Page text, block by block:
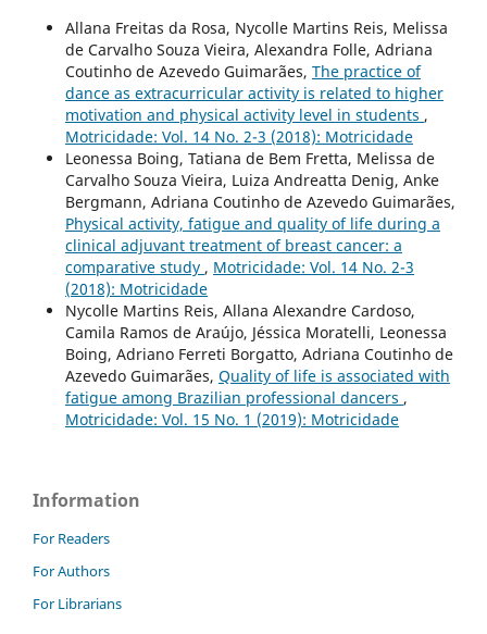
Allana Freitas da Rosa, Nycolle Martins Reis, Melissa
de Carvalho Souza Vieira, Alexandra Folle, Adriana
Coutinho de Azevedo Guimarães, The practice of
dance as extracurricular activity is related to higher
motivation and physical activity level in students ,
Motricidade: Vol. 14 No. 2-3 (2018): Motricidade
Leonessa Boing, Tatiana de Bem Fretta, Melissa de
Carvalho Souza Vieira, Luiza Andreatta Denig, Anke
Bergmann, Adriana Coutinho de Azevedo Guimarães,
Physical activity, fatigue and quality of life during a
clinical adjuvant treatment of breast cancer: a
comparative study , Motricidade: Vol. 14 No. 2-3
(2018): Motricidade
Nycolle Martins Reis, Allana Alexandre Cardoso,
Camila Ramos de Araújo, Jéssica Moratelli, Leonessa
Boing, Adriano Ferreti Borgatto, Adriana Coutinho de
Azevedo Guimarães, Quality of life is associated with
fatigue among Brazilian professional dancers ,
Motricidade: Vol. 15 No. 1 (2019): Motricidade
Information
For Readers
For Authors
For Librarians